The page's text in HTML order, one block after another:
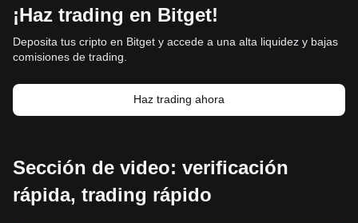
¡Haz trading en Bitget!
Deposita tus cripto en Bitget y accede a una alta liquidez y bajas
comisiones de trading.
Haz trading ahora
Sección de video: verificación
rápida, trading rápido